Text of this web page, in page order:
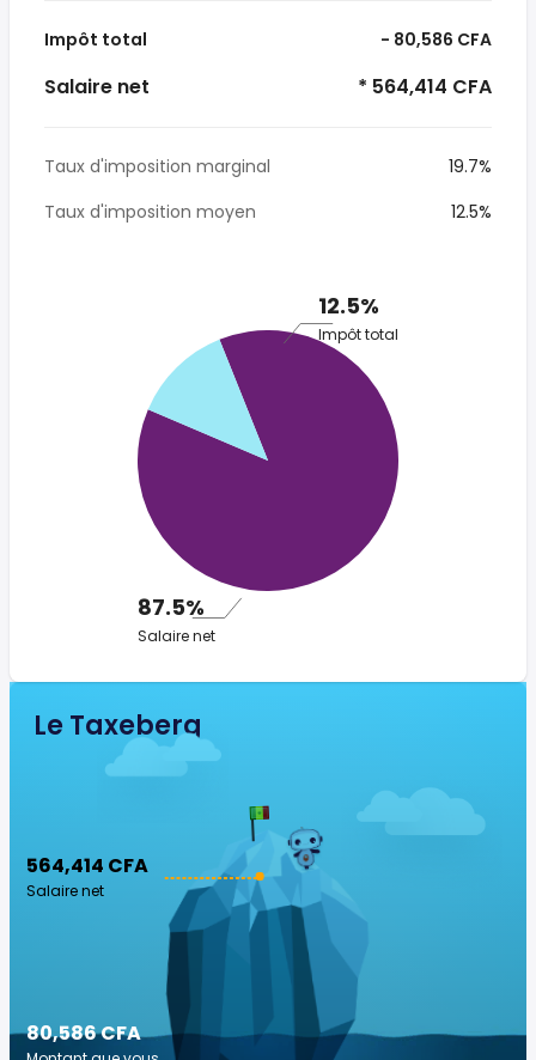
Impôt total - 80,586 CFA
Salaire net * 564,414 CFA
Taux d'imposition marginal
19.7%
Taux d'imposition moyen
12.5%
12.5%
Impôt total
87.5%
Salaire net
Le Taxeberg
564,414 CFA
Salaire net
80,586 CFA